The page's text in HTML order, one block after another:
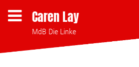
Caren Lay
MdB Die Linke